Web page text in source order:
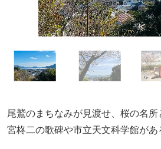
尾鷲のまちなみが見渡せ、桜の名所
宮柊二の歌碑や市立天文科学館があ